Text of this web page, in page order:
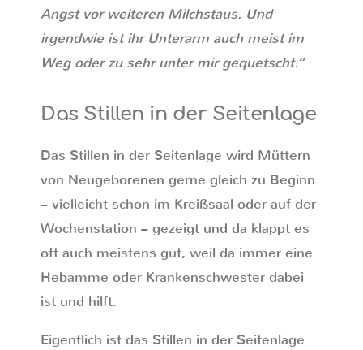
Angst vor weiteren Milchstaus. Und
irgendwie ist ihr Unterarm auch meist im
Weg oder zu sehr unter mir gequetscht.“
Das Stillen in der Seitenlage
Das Stillen in der Seitenlage wird Müttern
von Neugeborenen gerne gleich zu Beginn
– vielleicht schon im Kreißsaal oder auf der
Wochenstation – gezeigt und da klappt es
oft auch meistens gut, weil da immer eine
Hebamme oder Krankenschwester dabei
ist und hilft.
Eigentlich ist das Stillen in der Seitenlage